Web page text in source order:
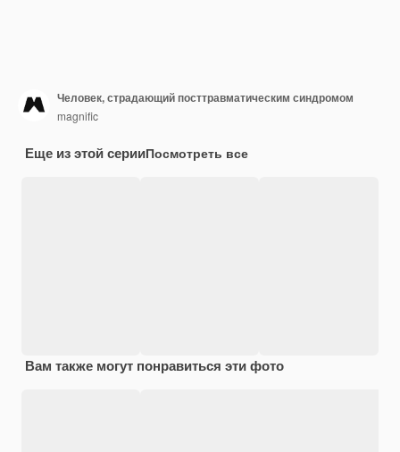
Человек, страдающий посттравматическим синдромом
magnific
Еще из этой серииПосмотреть все
Вам также могут понравиться эти фото